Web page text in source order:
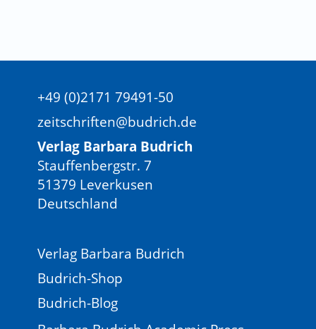
+49 (0)2171 79491-50
zeitschriften@budrich.de
Verlag Barbara Budrich
Stauffenbergstr. 7
51379 Leverkusen
Deutschland
Verlag Barbara Budrich
Budrich-Shop
Budrich-Blog